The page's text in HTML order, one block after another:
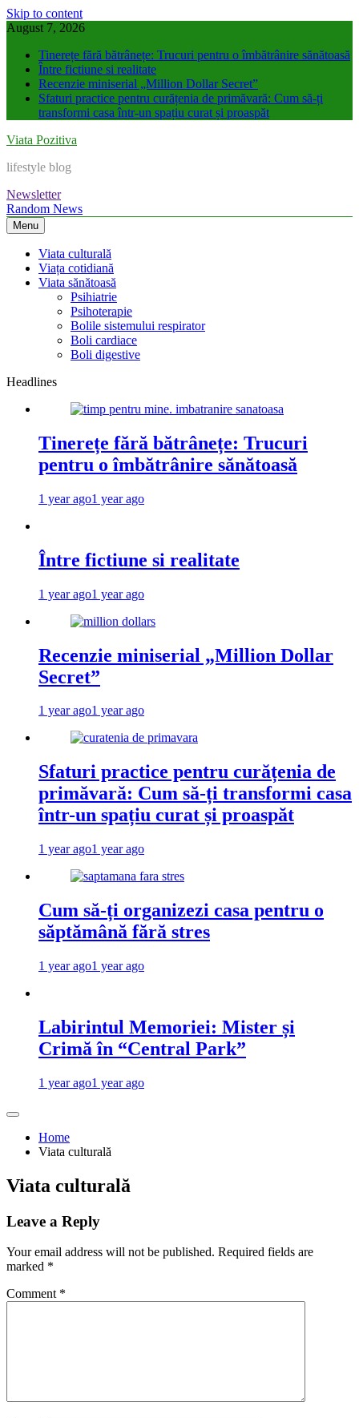
Skip to content
August 7, 2026
Tinerețe fără bătrânețe: Trucuri pentru o îmbătrânire sănătoasă
Între fictiune si realitate
Recenzie miniserial „Million Dollar Secret”
Sfaturi practice pentru curățenia de primăvară: Cum să-ți
transformi casa într-un spațiu curat și proaspăt
Viata Pozitiva
lifestyle blog
Newsletter
Random News
Menu
Viata culturală
Viața cotidiană
Viata sănătoasă
Psihiatrie
Psihoterapie
Bolile sistemului respirator
Boli cardiace
Boli digestive
Headlines
Tinerețe fără bătrânețe: Trucuri
pentru o îmbătrânire sănătoasă
1 year ago1 year ago
Între fictiune si realitate
1 year ago1 year ago
Recenzie miniserial „Million Dollar
Secret”
1 year ago1 year ago
Sfaturi practice pentru curățenia de
primăvară: Cum să-ți transformi casa
într-un spațiu curat și proaspăt
1 year ago1 year ago
Cum să-ți organizezi casa pentru o
săptămână fără stres
1 year ago1 year ago
Labirintul Memoriei: Mister și
Crimă în “Central Park”
1 year ago1 year ago
Home
Viata culturală
Viata culturală
Leave a Reply
Your email address will not be published. Required fields are
marked *
Comment *